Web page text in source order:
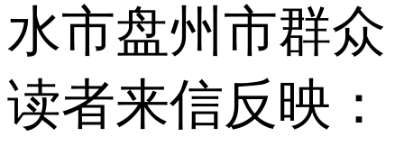
水市盘州市群众
读者来信反映：